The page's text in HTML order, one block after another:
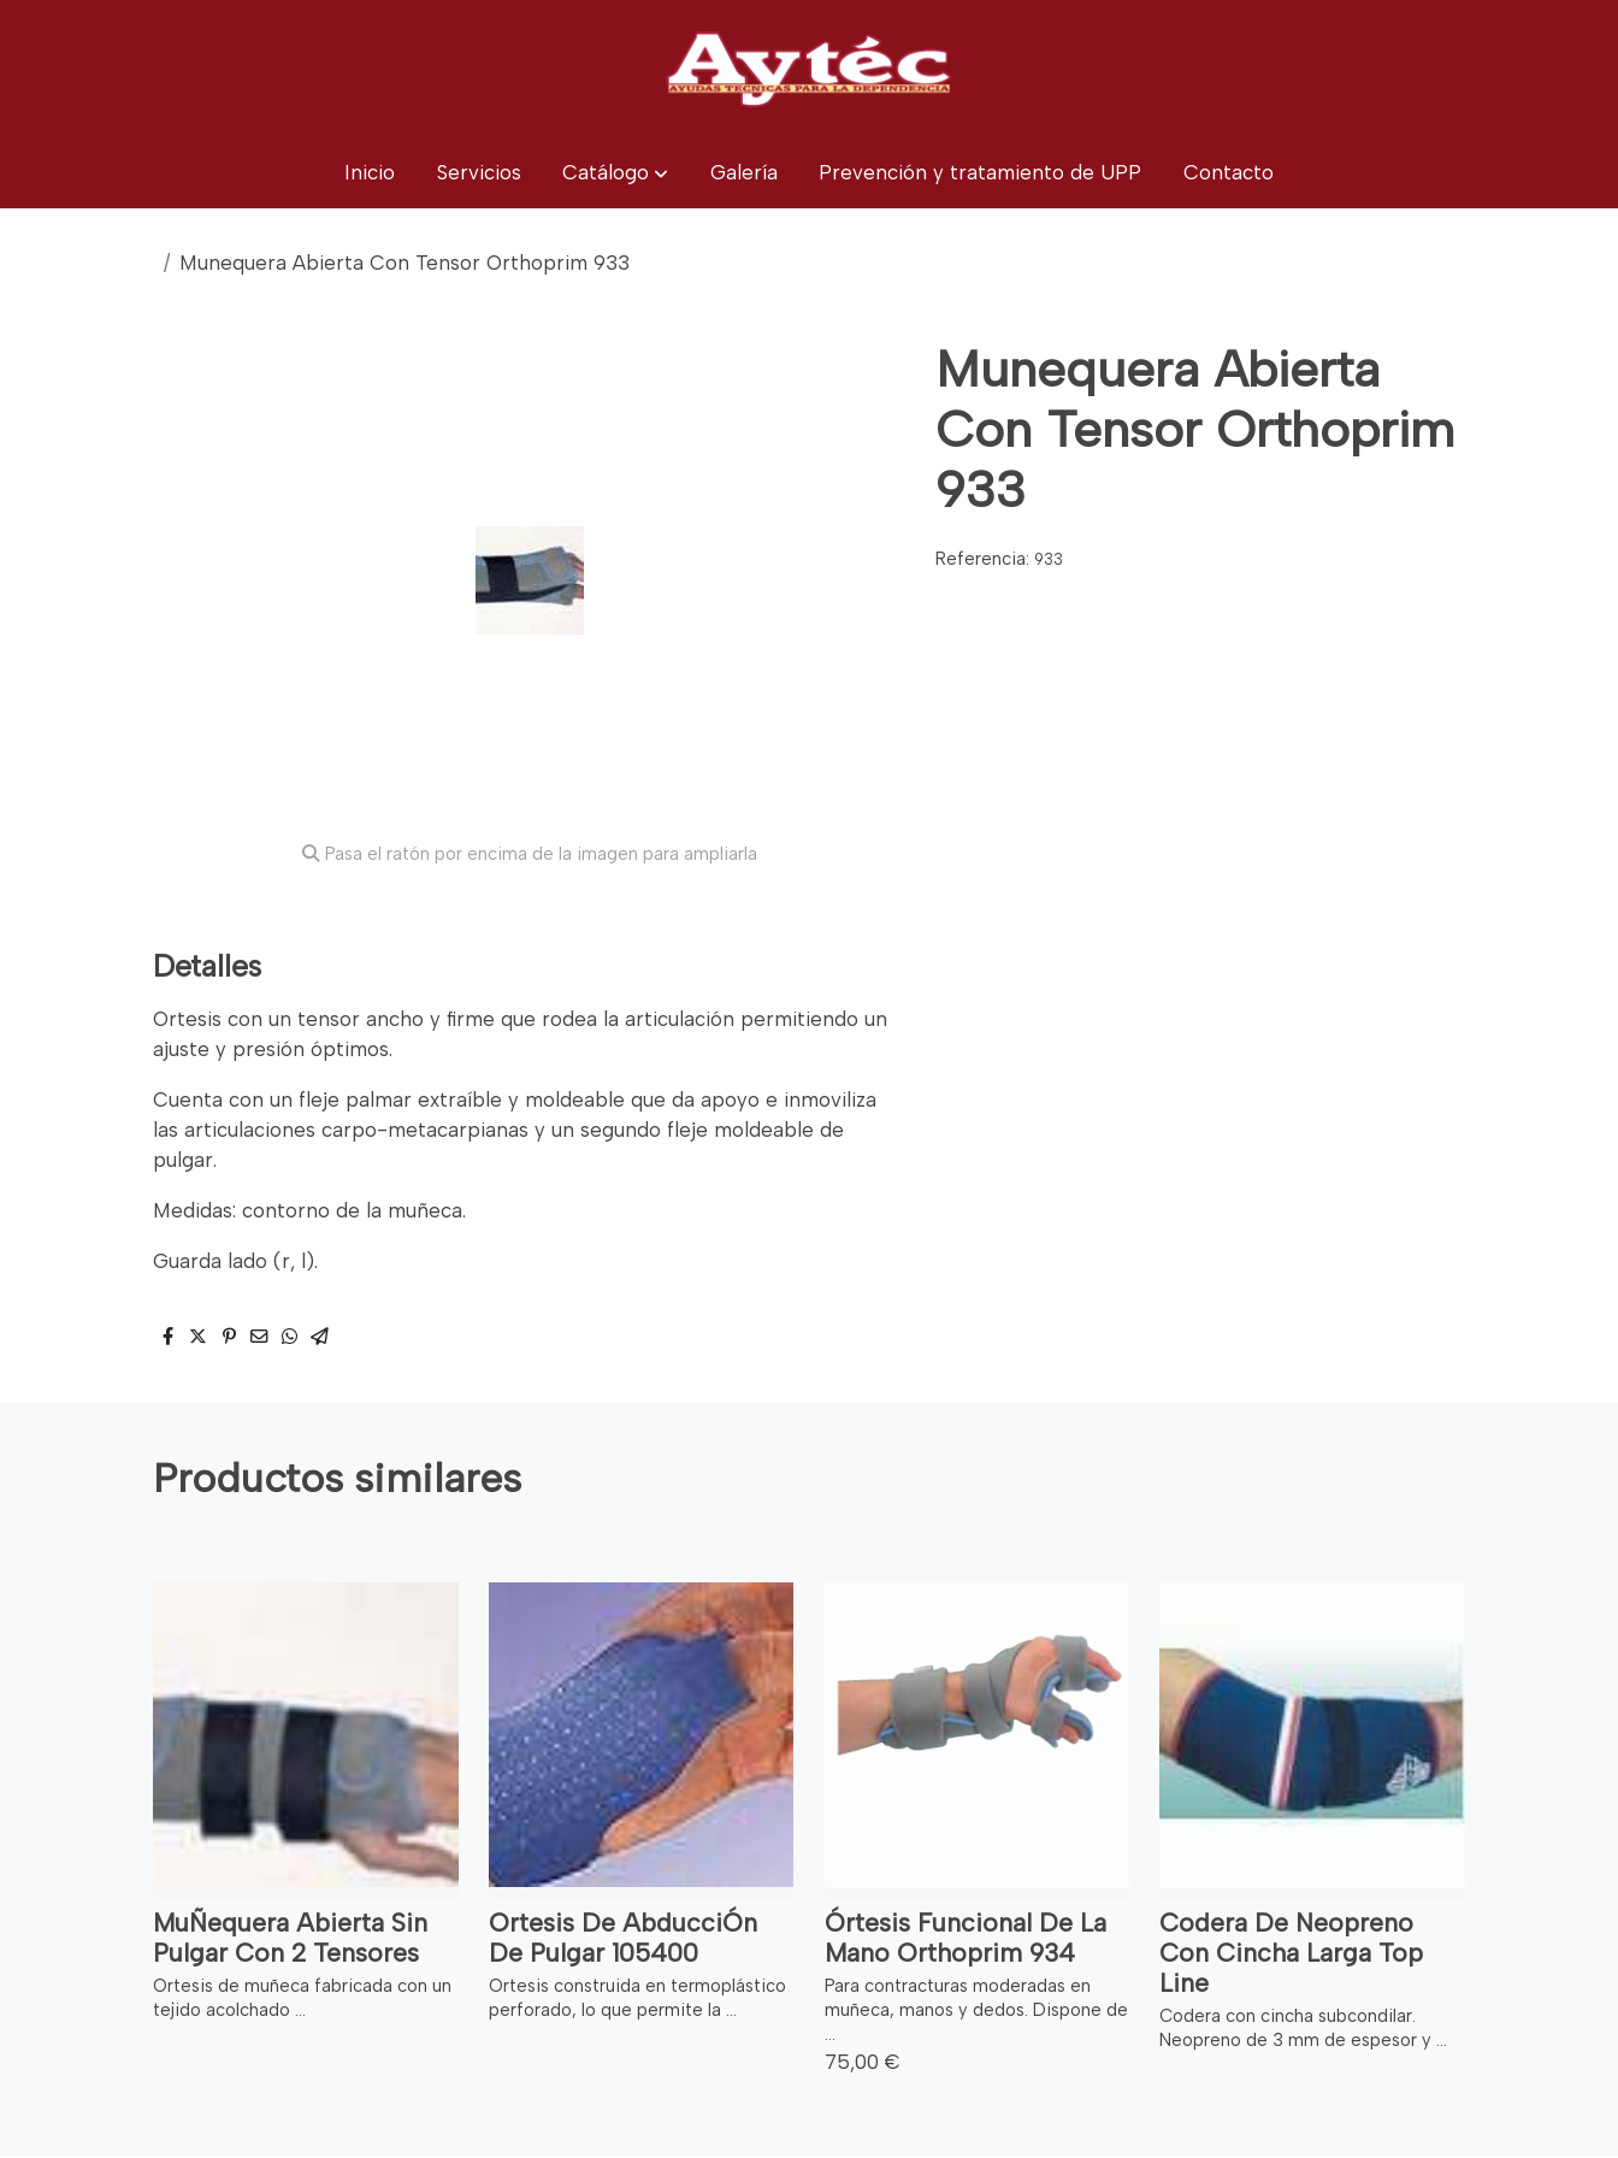
Inicio Servicios Catálogo Galería Prevención y tratamiento de UPP Contacto
Munequera Abierta Con Tensor Orthoprim 933
Pasa el ratón por encima de la imagen para ampliarla
Detalles
Ortesis con un tensor ancho y firme que rodea la articulación permitiendo un
ajuste y presión óptimos.
Cuenta con un fleje palmar extraíble y moldeable que da apoyo e inmoviliza
las articulaciones carpo-metacarpianas y un segundo fleje moldeable de
pulgar.
Medidas: contorno de la muñeca.
Guarda lado (r, l).
Munequera Abierta
Con Tensor Orthoprim
933
Referencia: 933
Productos similares
MuÑequera Abierta Sin
Pulgar Con 2 Tensores
Ortesis de muñeca fabricada con un
tejido acolchado ...
Ortesis De AbducciÓn
De Pulgar 105400
Ortesis construida en termoplástico
perforado, lo que permite la ...
Órtesis Funcional De La
Mano Orthoprim 934
Para contracturas moderadas en
muñeca, manos y dedos. Dispone de
...
75,00 €
Codera De Neopreno
Con Cincha Larga Top
Line
Codera con cincha subcondilar.
Neopreno de 3 mm de espesor y ...